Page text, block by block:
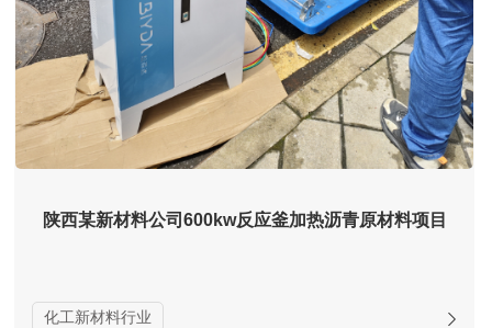
陕西某新材料公司600kw反应釜加热沥青原材料项目
化工新材料行业